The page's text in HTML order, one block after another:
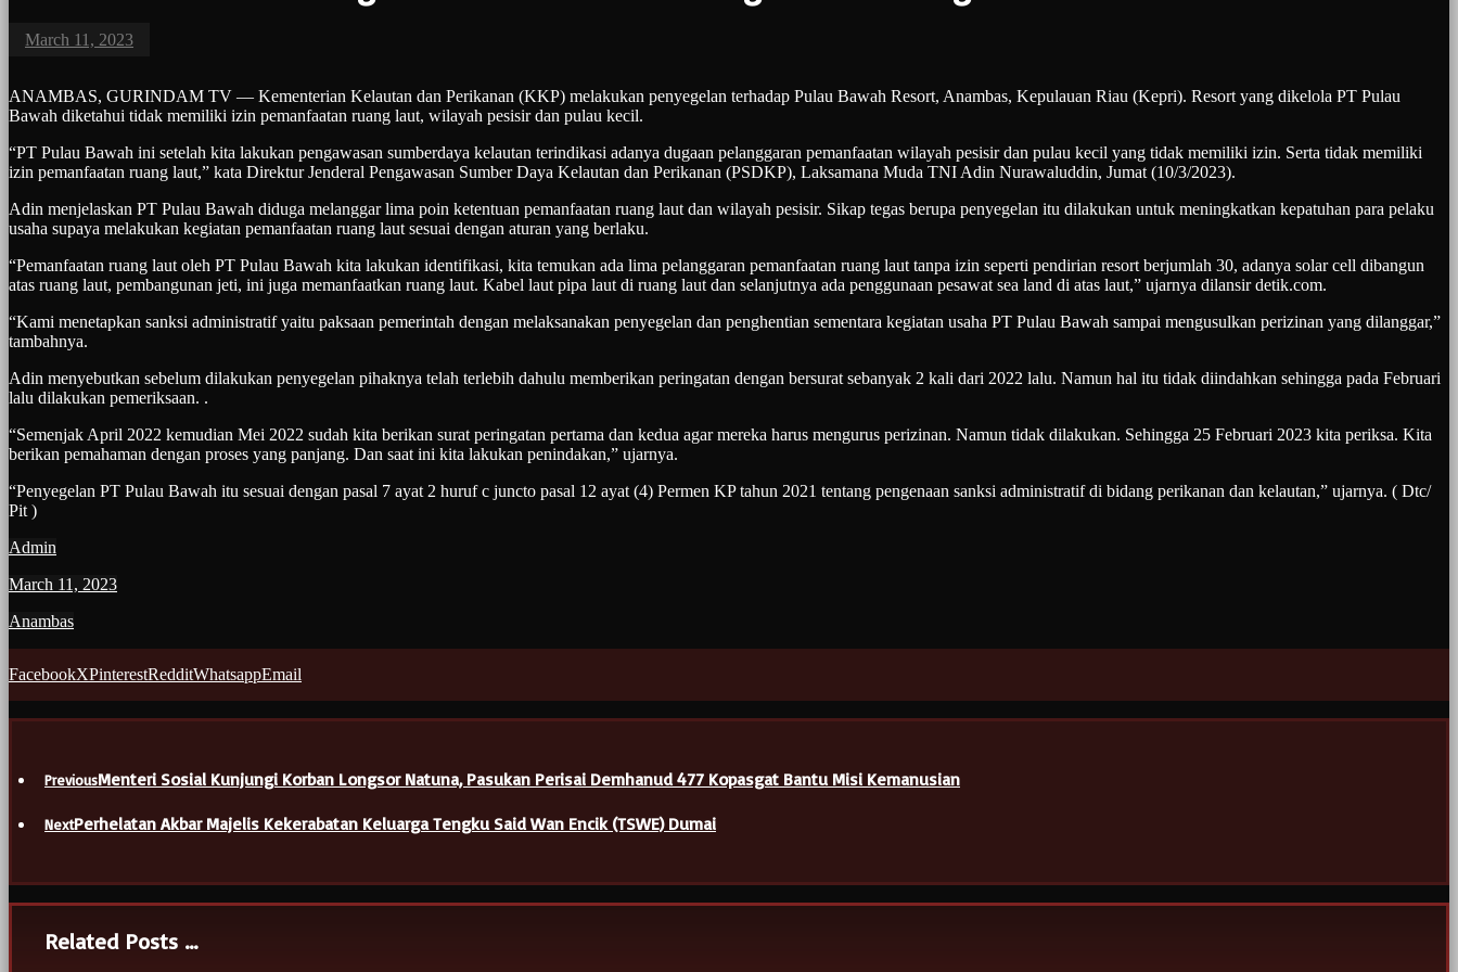
March 11, 2023
ANAMBAS, GURINDAM TV — Kementerian Kelautan dan Perikanan (KKP) melakukan penyegelan terhadap Pulau Bawah Resort, Anambas, Kepulauan Riau (Kepri). Resort yang dikelola PT Pulau
Bawah diketahui tidak memiliki izin pemanfaatan ruang laut, wilayah pesisir dan pulau kecil.
“PT Pulau Bawah ini setelah kita lakukan pengawasan sumberdaya kelautan terindikasi adanya dugaan pelanggaran pemanfaatan wilayah pesisir dan pulau kecil yang tidak memiliki izin. Serta tidak memiliki
izin pemanfaatan ruang laut,” kata Direktur Jenderal Pengawasan Sumber Daya Kelautan dan Perikanan (PSDKP), Laksamana Muda TNI Adin Nurawaluddin, Jumat (10/3/2023).
Adin menjelaskan PT Pulau Bawah diduga melanggar lima poin ketentuan pemanfaatan ruang laut dan wilayah pesisir. Sikap tegas berupa penyegelan itu dilakukan untuk meningkatkan kepatuhan para pelaku
usaha supaya melakukan kegiatan pemanfaatan ruang laut sesuai dengan aturan yang berlaku.
“Pemanfaatan ruang laut oleh PT Pulau Bawah kita lakukan identifikasi, kita temukan ada lima pelanggaran pemanfaatan ruang laut tanpa izin seperti pendirian resort berjumlah 30, adanya solar cell dibangun
atas ruang laut, pembangunan jeti, ini juga memanfaatkan ruang laut. Kabel laut pipa laut di ruang laut dan selanjutnya ada penggunaan pesawat sea land di atas laut,” ujarnya dilansir detik.com.
“Kami menetapkan sanksi administratif yaitu paksaan pemerintah dengan melaksanakan penyegelan dan penghentian sementara kegiatan usaha PT Pulau Bawah sampai mengusulkan perizinan yang dilanggar,”
tambahnya.
Adin menyebutkan sebelum dilakukan penyegelan pihaknya telah terlebih dahulu memberikan peringatan dengan bersurat sebanyak 2 kali dari 2022 lalu. Namun hal itu tidak diindahkan sehingga pada Februari
lalu dilakukan pemeriksaan. .
“Semenjak April 2022 kemudian Mei 2022 sudah kita berikan surat peringatan pertama dan kedua agar mereka harus mengurus perizinan. Namun tidak dilakukan. Sehingga 25 Februari 2023 kita periksa. Kita
berikan pemahaman dengan proses yang panjang. Dan saat ini kita lakukan penindakan,” ujarnya.
“Penyegelan PT Pulau Bawah itu sesuai dengan pasal 7 ayat 2 huruf c juncto pasal 12 ayat (4) Permen KP tahun 2021 tentang pengenaan sanksi administratif di bidang perikanan dan kelautan,” ujarnya. ( Dtc/
Pit )
Admin
March 11, 2023
Anambas
FacebookXPinterestRedditWhatsappEmail
PreviousMenteri Sosial Kunjungi Korban Longsor Natuna, Pasukan Perisai Demhanud 477 Kopasgat Bantu Misi Kemanusian
NextPerhelatan Akbar Majelis Kekerabatan Keluarga Tengku Said Wan Encik (TSWE) Dumai
Related Posts ...